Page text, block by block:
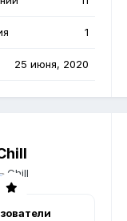
1
25 июня, 2020